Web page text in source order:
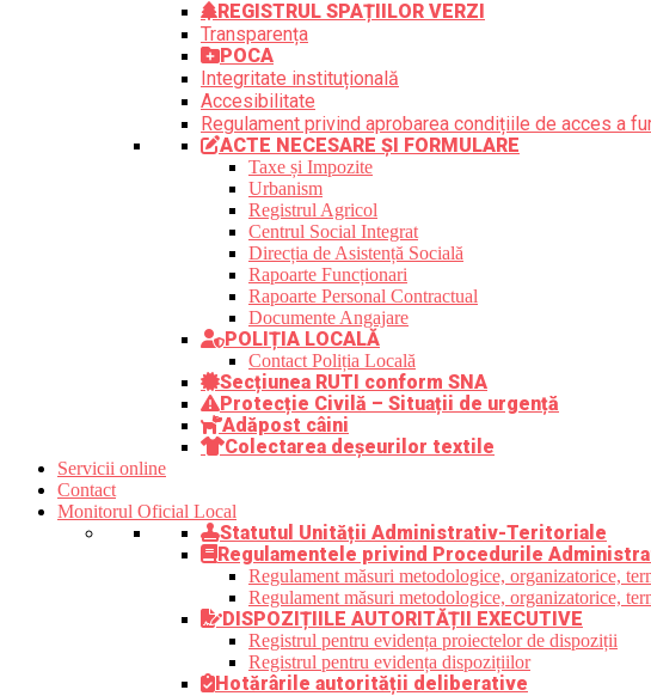
REGISTRUL SPAȚIILOR VERZI
Transparența
POCA
Integritate instituțională
Accesibilitate
Regulament privind aprobarea condițiile de acces a
ACTE NECESARE ȘI FORMULARE
Taxe și Impozite
Urbanism
Registrul Agricol
Centrul Social Integrat
Direcția de Asistență Socială
Rapoarte Funcționari
Rapoarte Personal Contractual
Documente Angajare
POLIȚIA LOCALĂ
Contact Poliția Locală
Secțiunea RUTI conform SNA
Protecție Civilă – Situații de urgență
Adăpost câini
Colectarea deșeurilor textile
Servicii online
Contact
Monitorul Oficial Local
Statutul Unității Administrativ-Teritoriale
Regulamentele privind Procedurile
Regulament măsuri metodologice, organizatorice,
Regulament măsuri metodologice, organizatorice,
DISPOZIȚIILE AUTORITĂȚII EXECUTIVE
Registrul pentru evidența proiectelor de dispoziții
Registrul pentru evidența dispozițiilor
Hotărârile autorității deliberative